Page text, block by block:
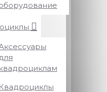
квадроциклам
Квадроциклы